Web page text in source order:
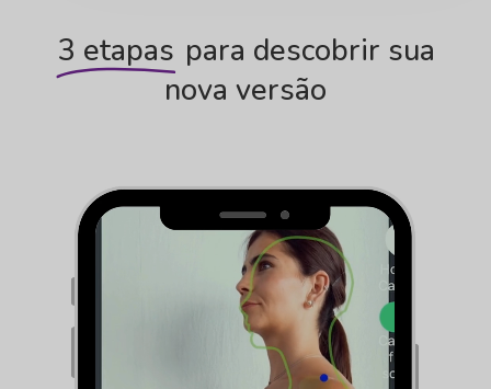
3 etapas para descobrir sua
nova versão